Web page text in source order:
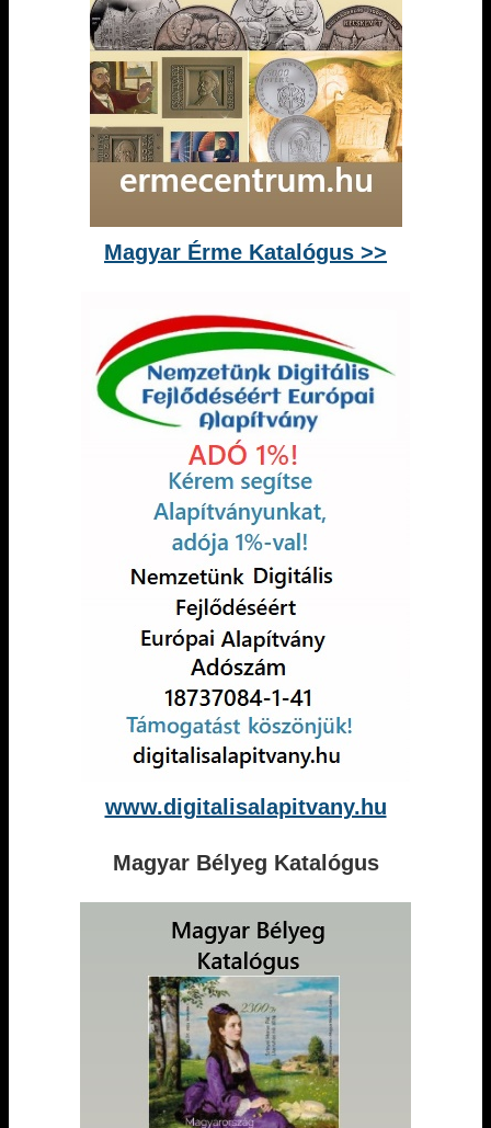
Magyar Érme Katalógus >>
www.digitalisalapitvany.hu
Magyar Bélyeg Katalógus